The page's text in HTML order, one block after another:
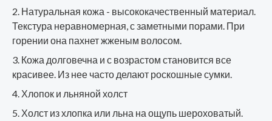
Натуральная кожа - высококачественный материал.
Текстура неравномерная, с заметными порами. При
горении она пахнет жженым волосом.
Кожа долговечна и с возрастом становится все
красивее. Из нее часто делают роскошные сумки.
Хлопок и льняной холст
Холст из хлопка или льна на ощупь шероховатый.